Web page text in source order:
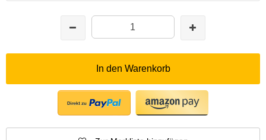
In den Warenkorb